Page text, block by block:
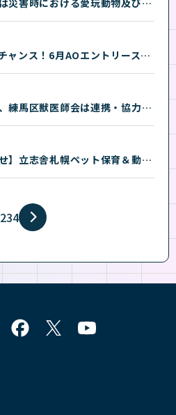
学校法人立志舎と横浜市は災害時における愛玩動物及び飼い主の支援活動に関する協定を締結しました
迷っている人こそ、今がチャンス！6月AOエントリースタート前のオープンキャンパス
学校法人立志舎と練馬区、練馬区獣医師会は連携・協力に関する三者協定を締結しました
【新規開校予定のお知らせ】立志舎札幌ペット保育＆動物看護専門学校（認可申請中／令和9年4月開校予定）
234